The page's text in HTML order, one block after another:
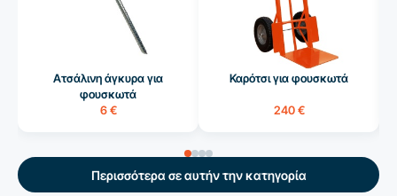
Ατσάλινη άγκυρα για
φουσκωτά
6 €
Καρότσι για φουσκωτά
240 €
Περισσότερα σε αυτήν την κατηγορία